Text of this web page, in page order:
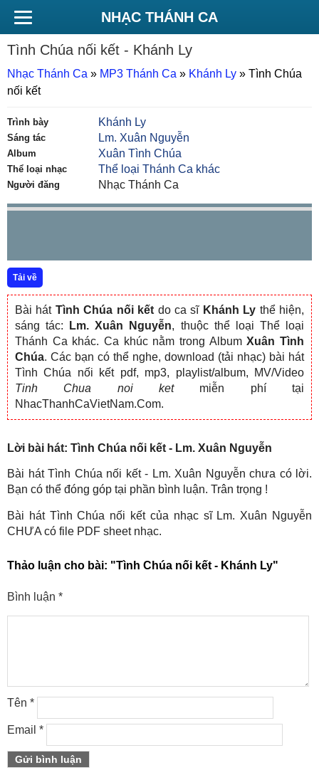
NHẠC THÁNH CA
Tình Chúa nối kết - Khánh Ly
Nhạc Thánh Ca » MP3 Thánh Ca » Khánh Ly » Tình Chúa
nối kết
Trình bày Khánh Ly
Sáng tác Lm. Xuân Nguyễn
Album Xuân Tình Chúa
Thể loại nhạc Thể loại Thánh Ca khác
Người đăng Nhạc Thánh Ca
Tải về
Bài hát Tình Chúa nối kết do ca sĩ Khánh Ly thể hiện,
sáng tác:
Lm. Xuân Nguyễn, thuộc thể loại Thể loại
Thánh Ca khác. Ca khúc nằm trong AlbumXuân Tình
Chúa. Các bạn có thể nghe, download (tải nhạc) bài hát
Tình Chúa nối kết pdf, mp3, playlist/album, MV/Video
Tinh Chua noi ketmiễn phí tại
NhacThanhCaVietNam.Com.
Lời bài hát: Tình Chúa nối kết - Lm. Xuân Nguyễn
Bài hát Tình Chúa nối kết - Lm. Xuân Nguyễn chưa có lời.
Bạn có thể đóng góp tại phần bình luận. Trân trọng !
Bài hát Tình Chúa nối kết của nhạc sĩ Lm. Xuân Nguyễn
CHƯA có file PDF sheet nhạc.
Thảo luận cho bài: "Tình Chúa nối kết - Khánh Ly"
Bình luận *
Tên *
Email *